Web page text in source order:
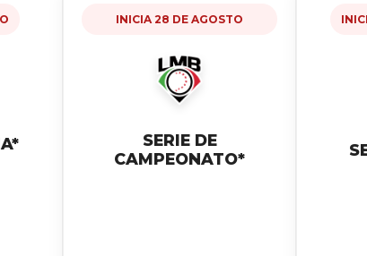
INICIA 28 DE AGOSTO
SERIE DE
CAMPEONATO*